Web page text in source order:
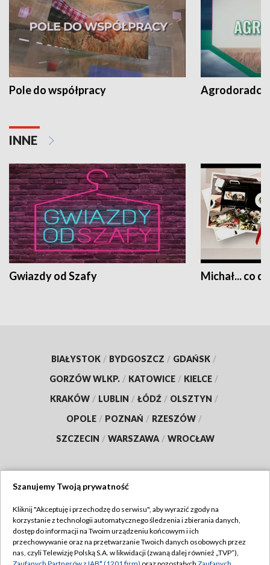
Pole do współpracy Agrodoradcy
INNE
Gwiazdy od Szafy Michał... co
BIAŁYSTOK / BYDGOSZCZ / GDAŃSK /
GORZÓW WLKP. / KATOWICE / KIELCE /
KRAKÓW / LUBLIN / ŁÓDŹ / OLSZTYN /
OPOLE / POZNAŃ / RZESZÓW /
SZCZECIN / WARSZAWA / WROCŁAW
TVP
Abonament TVP
Emisja w TVP
Regulamin TVP
Szanujemy Twoją prywatność
Kliknij "Akceptuję i przechodzę do serwisu", aby wyrazić zgody na
korzystanie z technologii automatycznego śledzenia i zbierania danych,
dostęp do informacji na Twoim urządzeniu końcowym i ich
przechowywanie oraz na przetwarzanie Twoich danych osobowych przez
nas, czyli Telewizję Polską S.A. w likwidacji (zwaną dalej również „TVP”),